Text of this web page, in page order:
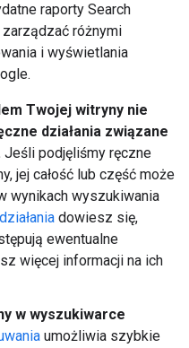
raporty Search
różnymi
i wyświetlania
Twojej witryny nie
działania związane
Jeśli podjęliśmy ręczne
jej całość lub część może
wynikach wyszukiwania
dowiesz się,
ewentualne
więcej informacji na ich
w wyszukiwarce
umożliwia szybkie